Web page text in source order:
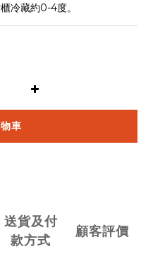
冷藏約0-4度。
車
送貨及付
款方式
顧客評價